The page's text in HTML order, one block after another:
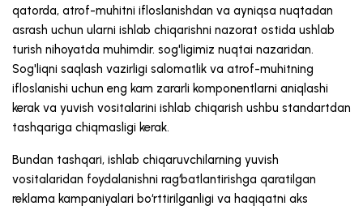
qatorda, atrof-muhitni ifloslanishdan va ayniqsa nuqtadan
asrash uchun ularni ishlab chiqarishni nazorat ostida ushlab
turish nihoyatda muhimdir. sog'ligimiz nuqtai nazaridan.
Sog'liqni saqlash vazirligi salomatlik va atrof-muhitning
ifloslanishi uchun eng kam zararli komponentlarni aniqlashi
kerak va yuvish vositalarini ishlab chiqarish ushbu standartdan
tashqariga chiqmasligi kerak.
Bundan tashqari, ishlab chiqaruvchilarning yuvish
vositalaridan foydalanishni rag‘batlantirishga qaratilgan
reklama kampaniyalari bo‘rttirilganligi va haqiqatni aks